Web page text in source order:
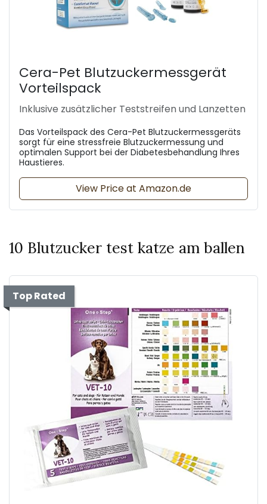
Cera-Pet Blutzuckermessgerät
Vorteilspack
Inklusive zusätzlicher Teststreifen und Lanzetten
Das Vorteilspack des Cera-Pet Blutzuckermessgeräts
sorgt für eine stressfreie Blutzuckermessung und
optimalen Support bei der Diabetesbehandlung Ihres
Haustieres.
View Price at Amazon.de
10 Blutzucker test katze am ballen
Top Rated